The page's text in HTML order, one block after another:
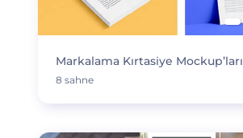
Markalama Kırtasiye Mockup’ları
8 sahne